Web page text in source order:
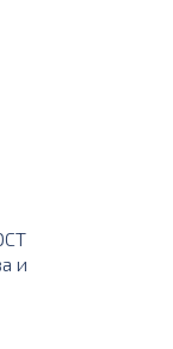
и